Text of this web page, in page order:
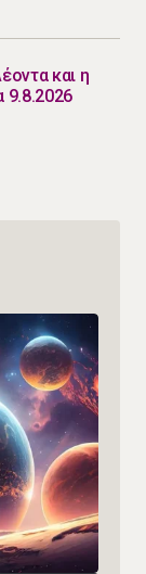
και η
9.8.2026